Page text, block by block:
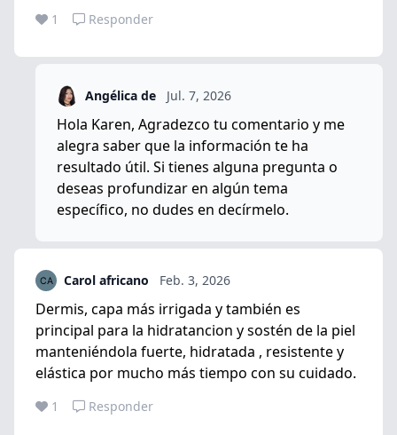
1 Responder
Angélica de Jul. 7, 2026
Hola Karen, Agradezco tu comentario y me
alegra saber que la información te ha
resultado útil. Si tienes alguna pregunta o
deseas profundizar en algún tema
específico, no dudes en decírmelo.
Carol africano Feb. 3, 2026
Dermis, capa más irrigada y también es
principal para la hidratancion y sostén de la piel
manteniéndola fuerte, hidratada , resistente y
elástica por mucho más tiempo con su cuidado.
1 Responder